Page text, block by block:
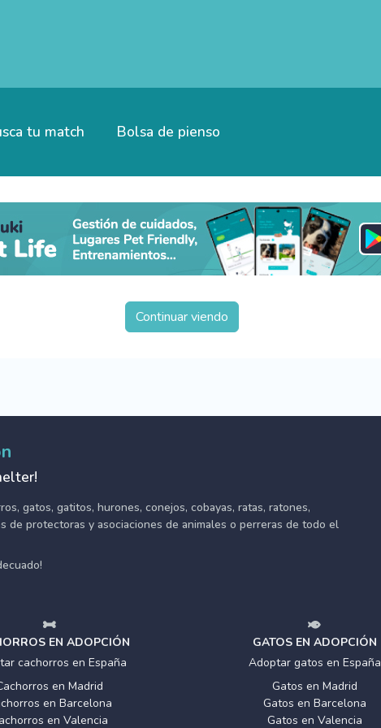
tu match Bolsa de pienso
Continuar viendo
gatos, gatitos, hurones, conejos, cobayas, ratas, ratones,
de protectoras y asociaciones de animales o perreras de todo el
EN ADOPCIÓN
cachorros en España
en Madrid
en Barcelona
en Valencia
GATOS EN ADOPCIÓN
Adoptar gatos en España
Gatos en Madrid
Gatos en Barcelona
Gatos en Valencia